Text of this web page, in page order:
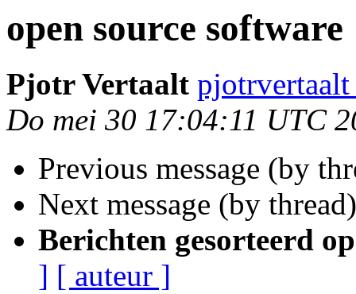
open source software
Pjotr Vertaalt
Do mei 30 17:04:11 UTC
Previous message (by
Next message (by
Berichten gesorteerd
] [ auteur ]